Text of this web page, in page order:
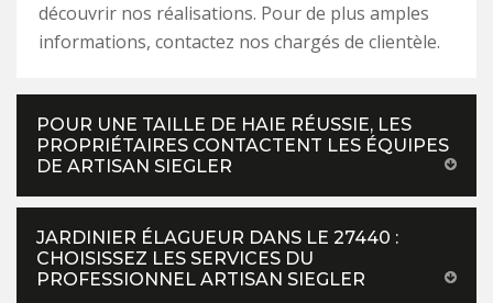
découvrir nos réalisations. Pour de plus amples
informations, contactez nos chargés de clientèle.
POUR UNE TAILLE DE HAIE RÉUSSIE, LES
PROPRIÉTAIRES CONTACTENT LES ÉQUIPES
DE ARTISAN SIEGLER
JARDINIER ÉLAGUEUR DANS LE 27440 :
CHOISISSEZ LES SERVICES DU
PROFESSIONNEL ARTISAN SIEGLER